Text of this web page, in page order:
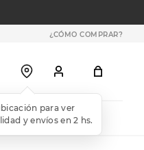
¿CÓMO COMPRAR?